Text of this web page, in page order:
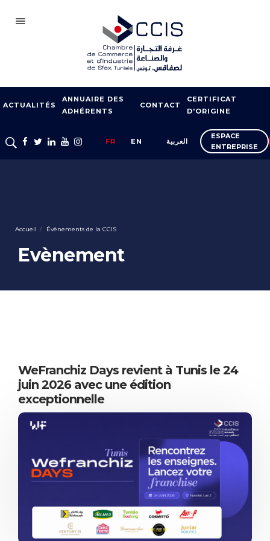
CCIS
FORMATION
SERVICES À
L’ENTREPRISE
ACTUALITÉS
ANNUAIRE DES
ADHÉRENTS
CONTACT
CERTIFICAT
D'ORIGINE
FR EN العربية
ESPACE
ENTREPRISE
Accueil Évènements de la CCIS
Evènement
WeFranchiz Days revient à Tunis le 24
juin 2026 avec une édition
exceptionnelle